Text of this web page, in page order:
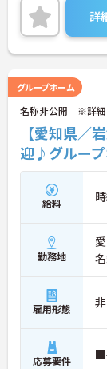
キャリアップも
形成ができる
わせください。
詳
グループホーム
名称非公開 ※詳細
【愛知県／
迎♪グループ
給料
勤務地
雇用形態
応募要件 ■